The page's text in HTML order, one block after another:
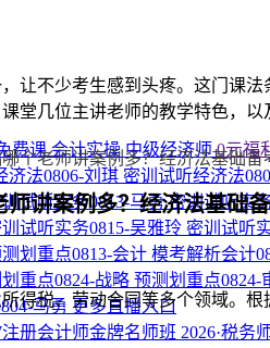
费课会计实操中级经济师0元福
济法0806-刘琪 密训试听经济法
试听实务0813-马勇密训试听实
试听实务0815-吴雅玲 密训试听
划重点0813-会计 模考解析会计
重点0824-战略 预测划重点0824-
马勇 更多直播入口
注册会计师金牌名师班 2026·税务
让不少考生感到头疼。这门课
几位主讲老师的教学特色，以
师讲案例多？经济法基础
得税、劳动合同等多个领域。